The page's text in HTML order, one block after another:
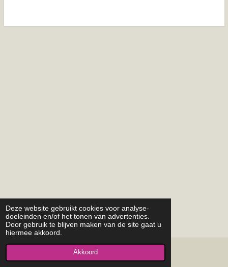
Deze website gebruikt cookies voor analyse-
doeleinden en/of het tonen van advertenties.
Door gebruik te blijven maken van de site gaat u
hiermee akkoord.
Akkoord
© 2015 - 2026 pgoostkapelle.nl